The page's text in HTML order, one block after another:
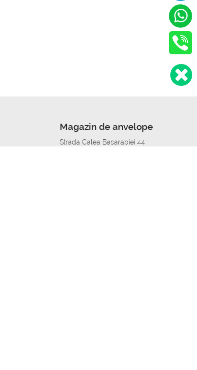
Magazin de anvelope
Strada Calea Basarabiei 44